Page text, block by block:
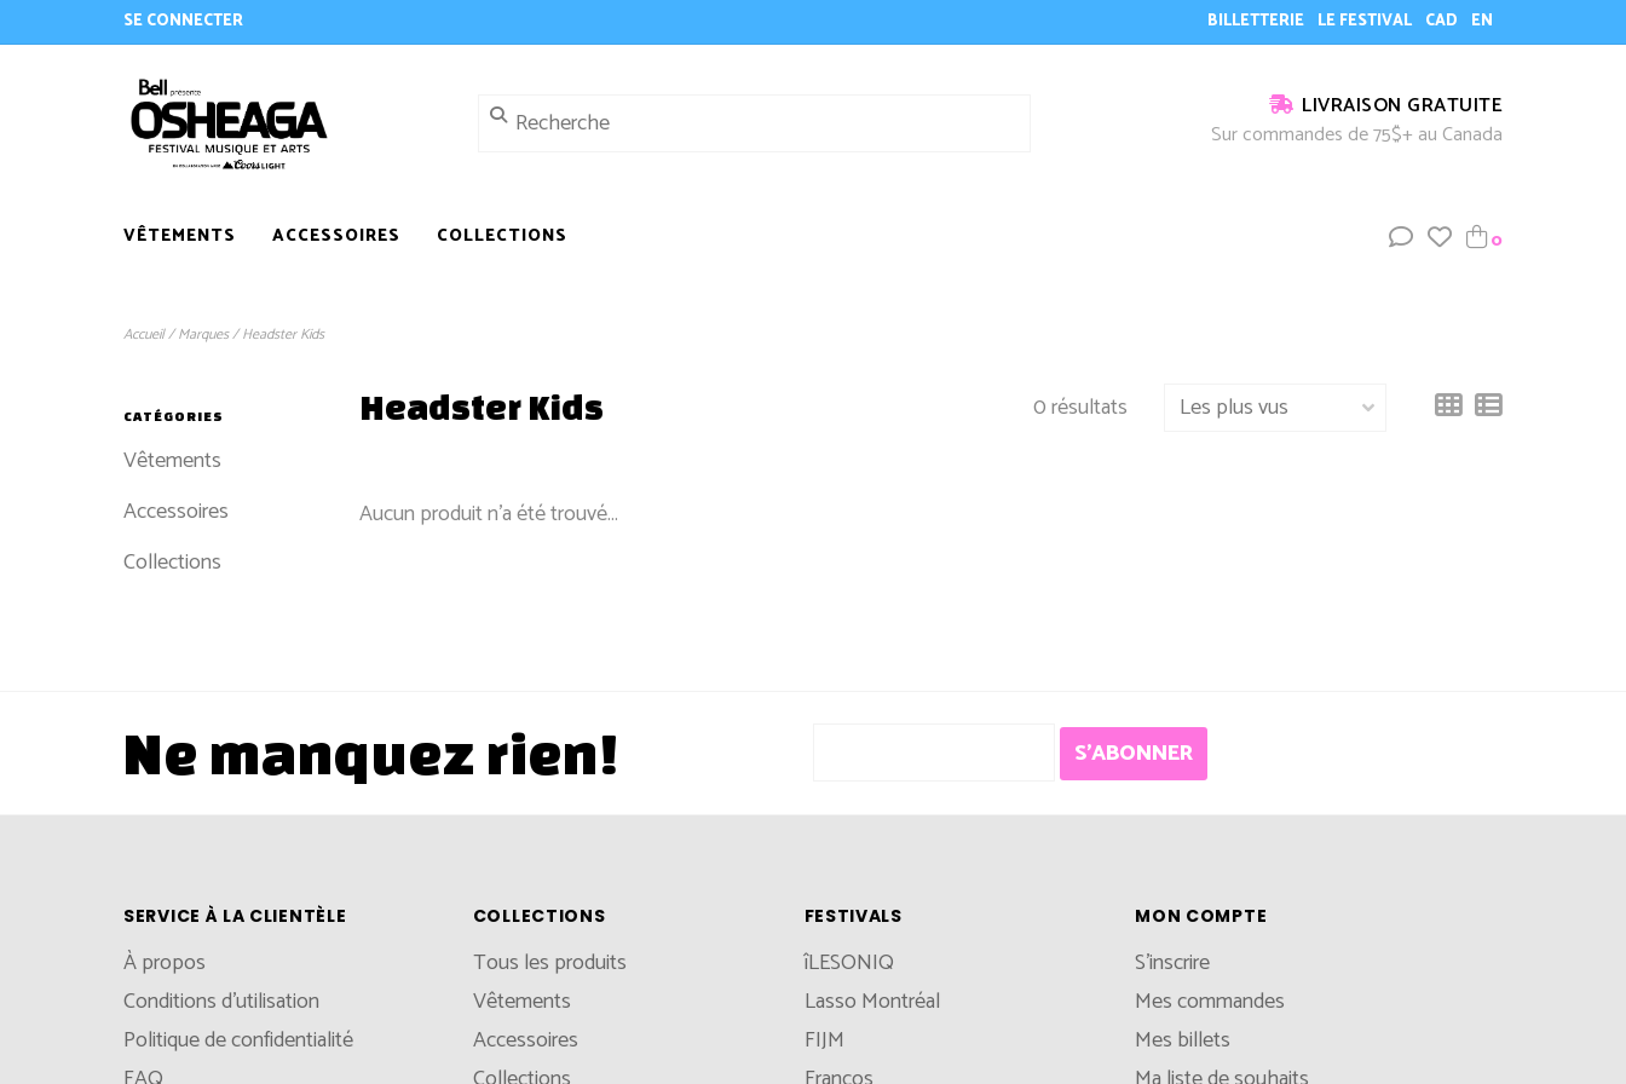
SE CONNECTER BILLETTERIE LE FESTIVAL CAD EN
LIVRAISON GRATUITE
Sur commandes de 75$+ au Canada
VÊTEMENTS ACCESSOIRES COLLECTIONS 0
Accueil/Marques/Headster Kids
CATÉGORIES
Vêtements
Accessoires
Collections
Headster Kids 0 résultats
Aucun produit n'a été trouvé...
Ne manquez rien! S'ABONNER
SERVICE À LA CLIENTÈLE
À propos
Conditions d'utilisation
Politique de confidentialité
COLLECTIONS
Tous les produits
Vêtements
Accessoires
FESTIVALS
îLESONIQ
Lasso Montréal
FIJM
MON COMPTE
S'inscrire
Mes commandes
Mes billets